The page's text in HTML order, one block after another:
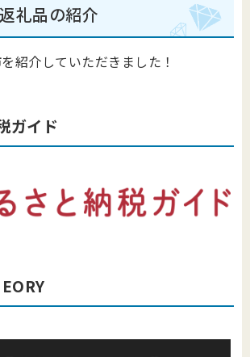
礼品の紹介
紹介していただきました！
ガイド